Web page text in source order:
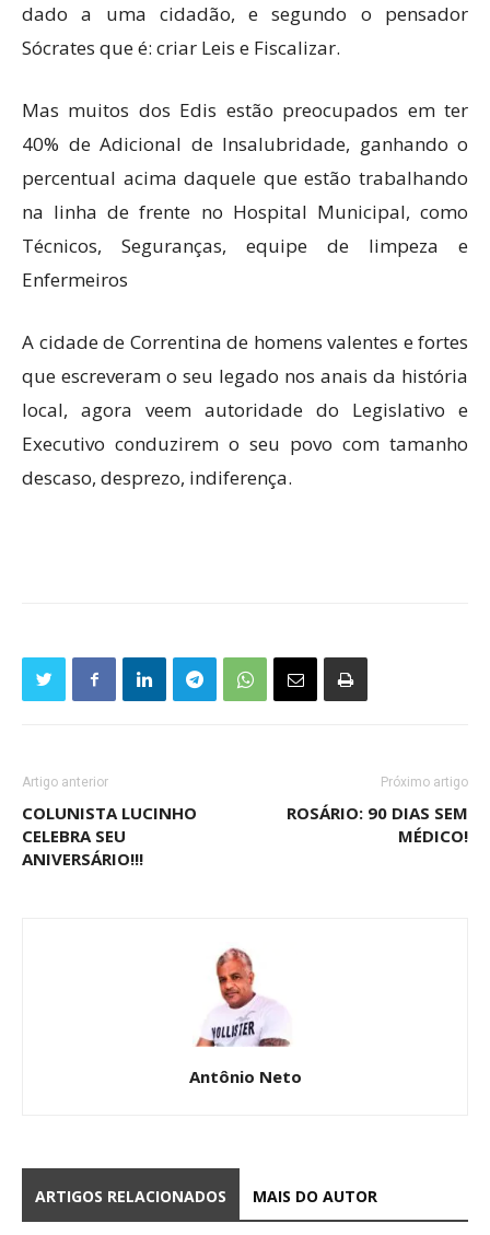
dado a uma cidadão, e segundo o pensador
Sócrates que é: criar Leis e Fiscalizar.
Mas muitos dos Edis estão preocupados em ter
40% de Adicional de Insalubridade, ganhando o
percentual acima daquele que estão trabalhando
na linha de frente no Hospital Municipal, como
Técnicos, Seguranças, equipe de limpeza e
Enfermeiros
A cidade de Correntina de homens valentes e fortes
que escreveram o seu legado nos anais da história
local, agora veem autoridade do Legislativo e
Executivo conduzirem o seu povo com tamanho
descaso, desprezo, indiferença.
Artigo anterior
COLUNISTA LUCINHO
CELEBRA SEU
ANIVERSÁRIO!!!
Próximo artigo
ROSÁRIO: 90 DIAS SEM
MÉDICO!
Antônio Neto
ARTIGOS RELACIONADOS MAIS DO AUTOR